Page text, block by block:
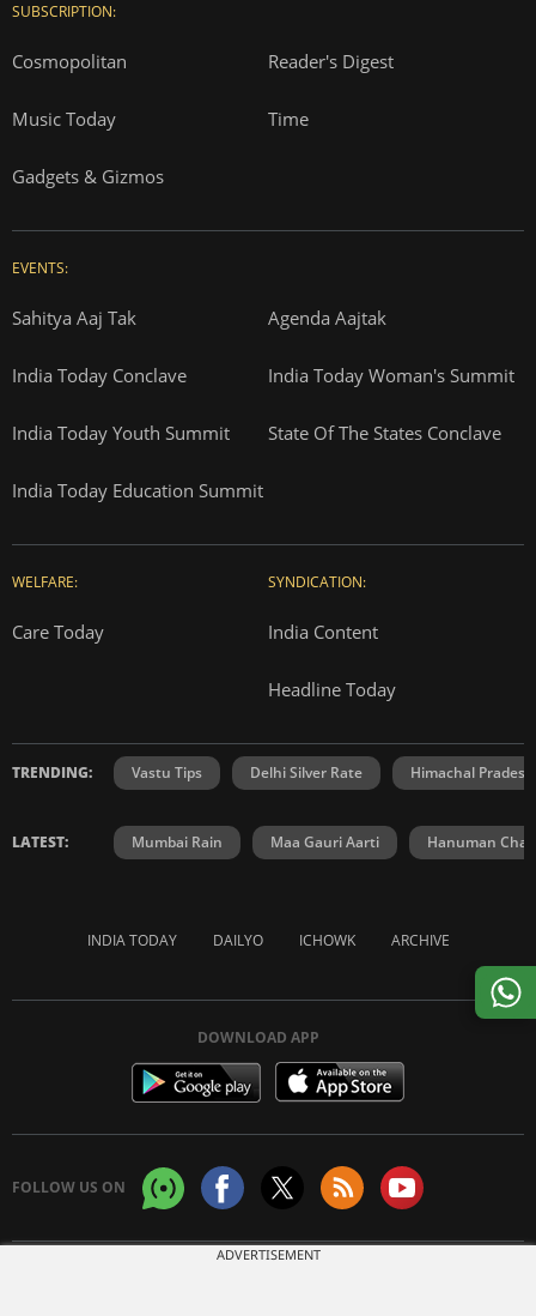
SUBSCRIPTION:
Cosmopolitan Reader's Digest
Music Today Time
Gadgets & Gizmos
EVENTS:
Sahitya Aaj Tak Agenda Aajtak
India Today Conclave India Today Woman's Summit
India Today Youth Summit State Of The States Conclave
India Today Education Summit
WELFARE:
Care Today
SYNDICATION:
India Content
Headline Today
TRENDING: Vastu Tips Delhi Silver Rate Himachal
LATEST: Mumbai Rain Maa Gauri Aarti Hanuman
INDIA TODAY DAILYO ICHOWK ARCHIVE
DOWNLOAD APP
FOLLOW US ON
ADVERTISEMENT